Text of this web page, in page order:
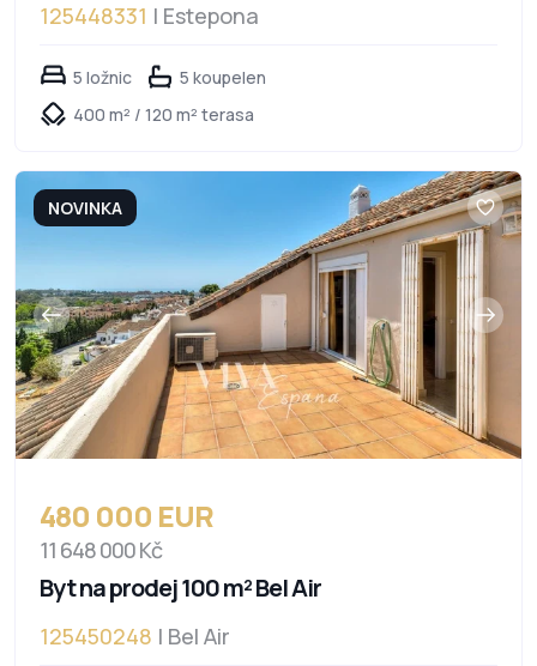
125448331 | Estepona
5 ložnic
5 koupelen
400 m² / 120 m² terasa
NOVINKA
480 000 EUR
11 648 000 Kč
Byt na prodej 100 m² Bel Air
125450248 | Bel Air